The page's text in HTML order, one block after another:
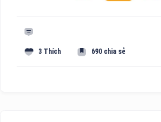
3 Thích 690 chia sẻ